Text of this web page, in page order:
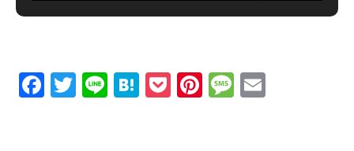
Facebook
Twitter
LineHatena
Pocket
Pinterest
Message